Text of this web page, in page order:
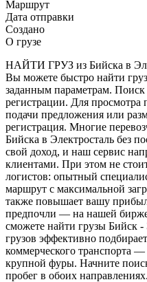
Маршрут
Дата отправки
Создано
О грузе
НАЙТИ ГРУЗ из Бийска в
Вы можете быстро найти
заданным параметрам. Поиск
регистрации. Для просмотра
подачи предложения или
регистрация. Многие
Бийска в Электросталь без
свой доход, и наш сервис
клиентами. При этом не
логистов: опытный
маршрут с максимальной
также повышает вашу
предпочли — на нашей бирже
сможете найти грузы Бийск -
грузов эффективно
коммерческого транспорта
крупной фуры. Начните
пробег в обоих направлениях.